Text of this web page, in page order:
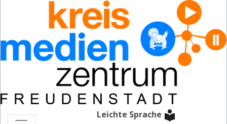
Leichte Sprache